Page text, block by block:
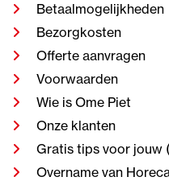
Betaalmogelijkheden
Bezorgkosten
Offerte aanvragen
Voorwaarden
Wie is Ome Piet
Onze klanten
Gratis tips voor jouw
Overname van